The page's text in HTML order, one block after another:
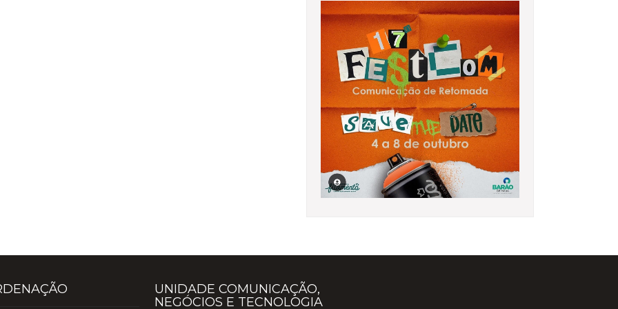
UNIDADE COMUNICAÇÃO,
NEGÓCIOS E TECNOLOGIA